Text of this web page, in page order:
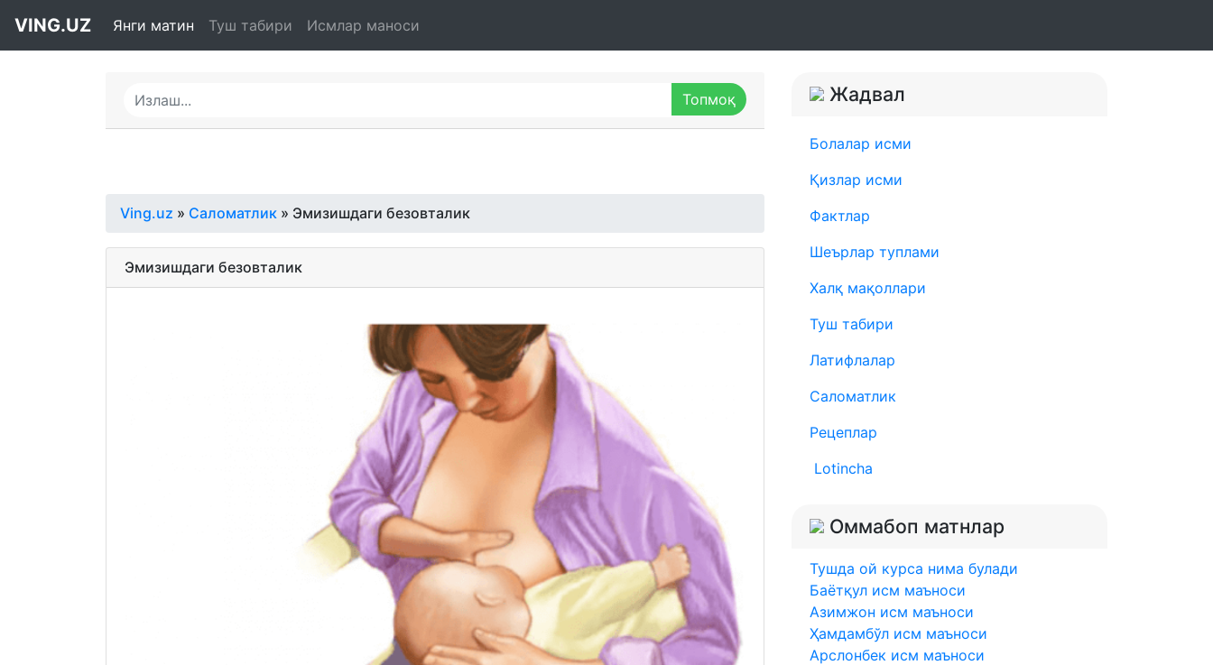
VING.UZ Янги матин Туш табири Исмлар маноси
Ving.uz » Саломатлик » Эмизишдаги безовталик
Эмизишдаги безовталик
Жадвал
Болалар исми
Қизлар исми
Фактлар
Шеърлар туплами
Халқ мақоллари
Туш табири
Латифлалар
Саломатлик
Рецеплар
Lotincha
Оммабоп матнлар
Тушда ой курса нима булади
Баётқул исм маъноси
Азимжон исм маъноси
Ҳамдамбўл исм маъноси
Арслонбек исм маъноси